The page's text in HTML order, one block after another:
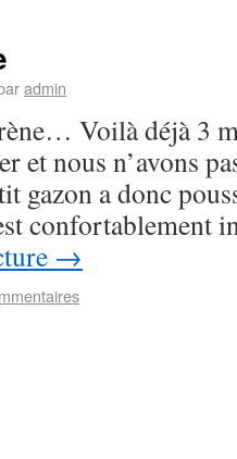
admin
Voilà déjà 3
et nous n’avons
gazon a donc
confortablement
→